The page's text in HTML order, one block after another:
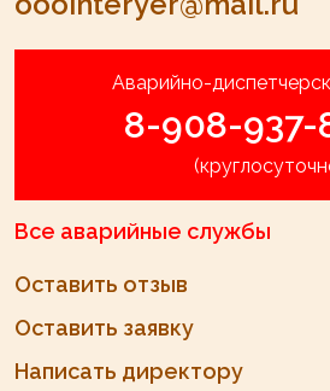
Аварийно-
8-908-937-
Все аварийные службы
Оставить отзыв
Оставить заявку
Написать директору